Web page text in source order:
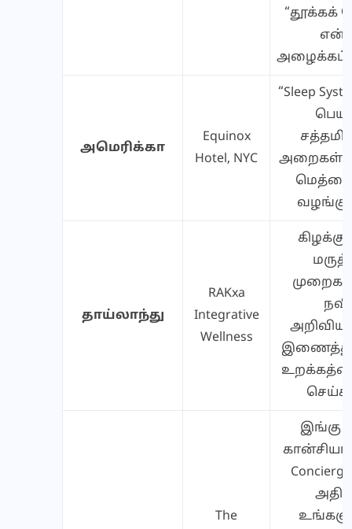
“தூக்கக்
அமெரிக்கா
Equinox
Hotel, NYC
“Sleep
அறைகள்
தாய்லாந்து
RAKxa
Integrative
Wellness
கிழக்கு
The
இங்கு